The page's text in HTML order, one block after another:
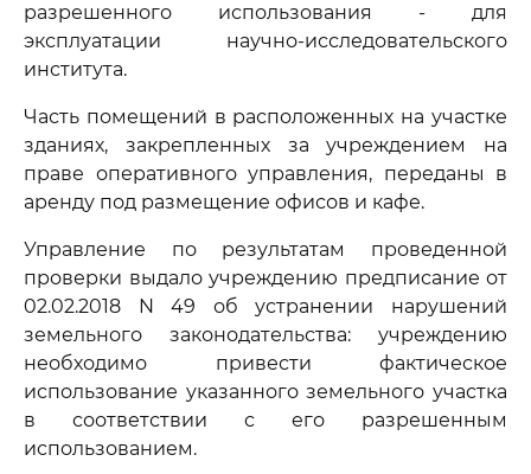
разрешенного использования - для
эксплуатации научно-исследовательского
института.
Часть помещений в расположенных на участке
зданиях, закрепленных за учреждением на
праве оперативного управления, переданы в
аренду под размещение офисов и кафе.
Управление по результатам проведенной
проверки выдало учреждению предписание от
02.02.2018 N 49 об устранении нарушений
земельного законодательства: учреждению
необходимо привести фактическое
использование указанного земельного участка
в соответствии с его разрешенным
использованием.